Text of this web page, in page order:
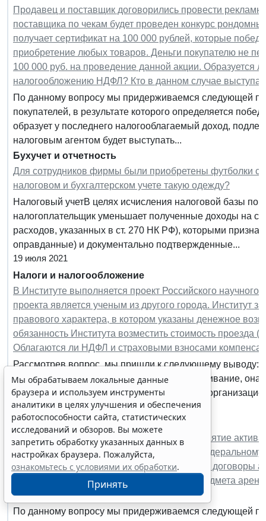
Продавец и поставщик договорились провести
поставщика по чекам будет проведен конкурс
получает сертификат на 100 000 рублей, которые
приобретение любых товаров. Деньги покупателю не
100 000 руб. на проведение данной акции. Образуется
налогообложению НДФЛ? Кто в данном случае
По данному вопросу мы придерживаемся следующей
покупателей, в результате которого определяется
образует у последнего налогооблагаемый доход,
налоговым агентом будет выступать...
Бухучет и отчетность
Для сотрудников фирмы были приобретены футболки с
налоговом и бухгалтерском учете такую одежду?
Налоговый учетВ целях исчисления налоговой базы по
налогоплательщик уменьшает полученные доходы на
расходов, указанных в ст. 270 НК РФ), которыми
оправданные) и документально подтвержденные...
19 июля 2021
Налоги и налогообложение
В Институте выполняется проект Российского
проекта является ученым из другого города. Институт
правового характера, в котором указаны денежное
обязанность Института возместить стоимость
Облагаются ли НДФЛ и страховыми взносами
Рассмотрев вопрос, мы пришли к следующему выводу:
НДФЛ сумму компенсации за проезд и проживание, она
суде. Денежные средства, выплачиваемые
произведенных и документально...
Бухучет и отчетность
Подпадает ли аренда каналов связи под понятие
предмета учета аренды согласно новому
аренды" (у организации имеются различные договоры
оптоволоконного кабеля, со стоимостью предмета
12 месяцев)?
По данному вопросу мы придерживаемся следующей
Мы обрабатываем локальные данные
браузера и используем инструменты
аналитики в целях улучшения и обеспечения
работоспособности сайта, статистических
исследований и обзоров. Вы можете
запретить обработку указанных данных в
настройках браузера. Пожалуйста,
ознакомьтесь с условиями их обработки
Принять
Erid: 4CQwVszH9pWwojUA9Q3 Реклама
Получите полный доступ к системе
ГАРАНТ бесплатно на 3 дня!
Получить доступ